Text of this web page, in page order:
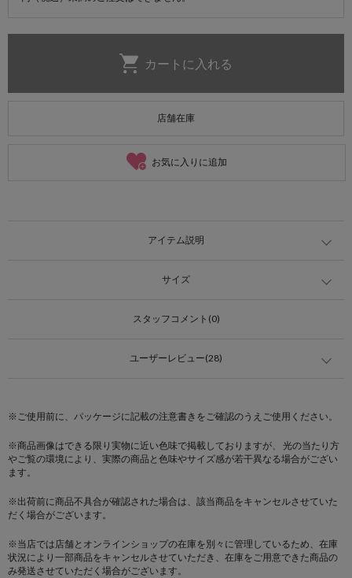
店舗在庫
お気に入りに追加
アイテム説明
サイズ
スタッフコメント(0)
ユーザーレビュー(28)
※ご使用前に、パッケージに記載の注意書きをご確認のうえご使用ください。
※商品画像はできる限り実物に近い色味で掲載しておりますが、 光の当たり方
やご覧の環境により、実際の商品と色味やサイズ感が若干異なる場合がござい
ます。
※出荷前に商品不具合が確認された場合は、該当商品をキャンセルさせていた
だく場合がございます。
※当店では店舗とオンラインショップの在庫を別々に管理しているため、在庫
状況により一部商品をキャンセルさせていただき、在庫をご用意できた商品の
み発送させていただく場合がございます。